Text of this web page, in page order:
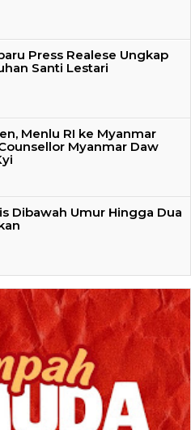
Press Realese Ungkap
Santi Lestari
Menlu RI ke Myanmar
Myanmar Daw
Dibawah Umur Hingga Dua